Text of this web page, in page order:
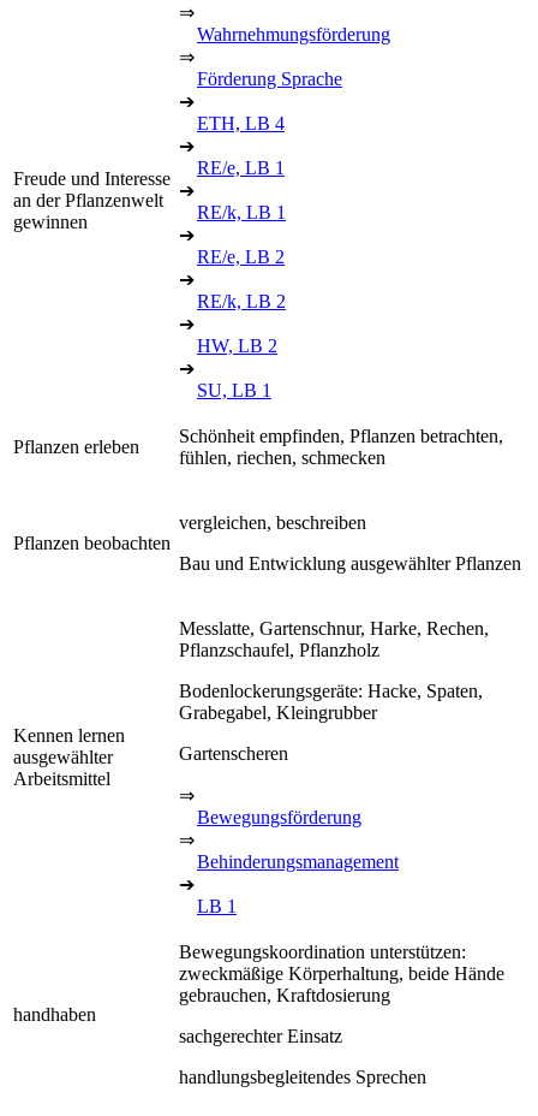
Freude und Interesse
an der Pflanzenwelt
gewinnen
⇒
Wahrnehmungsförderung
⇒
Förderung Sprache
➔
ETH, LB 4
➔
RE/e, LB 1
➔
RE/k, LB 1
➔
RE/e, LB 2
➔
RE/k, LB 2
➔
HW, LB 2
➔
SU, LB 1
Pflanzen erleben
Schönheit empfinden, Pflanzen betrachten,
fühlen, riechen, schmecken
Pflanzen beobachten
vergleichen, beschreiben
Bau und Entwicklung ausgewählter Pflanzen
Kennen lernen
ausgewählter
Arbeitsmittel
Messlatte, Gartenschnur, Harke, Rechen,
Pflanzschaufel, Pflanzholz
Bodenlockerungsgeräte: Hacke, Spaten,
Grabegabel, Kleingrubber
Gartenscheren
⇒
Bewegungsförderung
⇒
Behinderungsmanagement
➔
LB 1
handhaben
Bewegungskoordination unterstützen:
zweckmäßige Körperhaltung, beide Hände
gebrauchen, Kraftdosierung
sachgerechter Einsatz
handlungsbegleitendes Sprechen